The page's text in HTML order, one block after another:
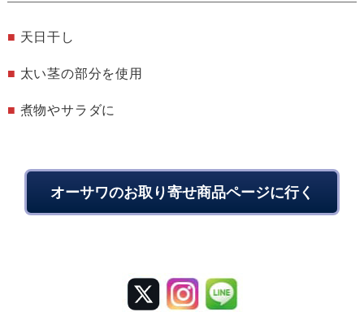
■ 天日干し
■ 太い茎の部分を使用
■ 煮物やサラダに
オーサワのお取り寄せ商品ページに行く